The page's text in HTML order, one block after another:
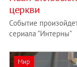
церкви
Событие
сериала "Интерны"
Мир